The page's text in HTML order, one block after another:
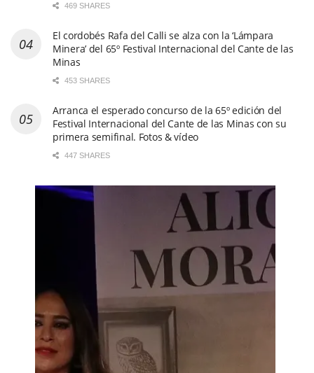
469 SHARES
El cordobés Rafa del Calli se alza con la ‘Lámpara
Minera’ del 65º Festival Internacional del Cante de las
Minas
453 SHARES
Arranca el esperado concurso de la 65º edición del
Festival Internacional del Cante de las Minas con su
primera semifinal. Fotos & vídeo
447 SHARES